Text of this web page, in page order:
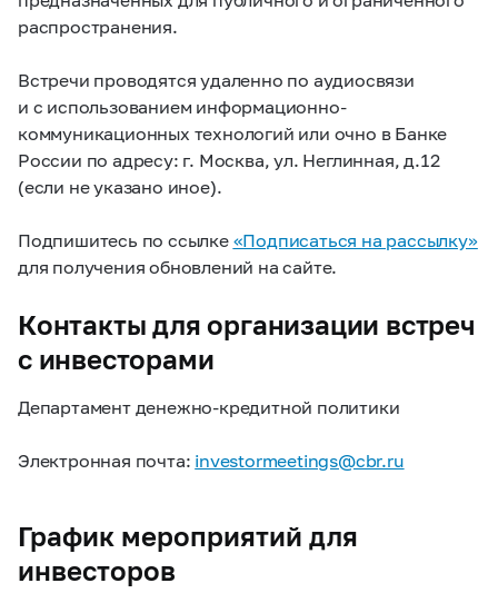
распространения.
Встречи проводятся удаленно по аудиосвязи
и с использованием информационно-
коммуникационных технологий или очно в Банке
России по адресу: г. Москва, ул. Неглинная, д.12
(если не указано иное).
Подпишитесь по ссылке «Подписаться на рассылку»
для получения обновлений на сайте.
Контакты для организации встреч
c инвесторами
Департамент денежно-кредитной политики
Электронная почта: investormeetings@cbr.ru
График мероприятий для
инвесторов